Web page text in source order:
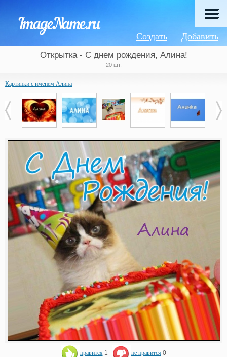
Добавить
Создать
Открытка - С днем рождения, Алина!
20 шт.
Картинки с именем Алина
нравится 1 не нравится 0